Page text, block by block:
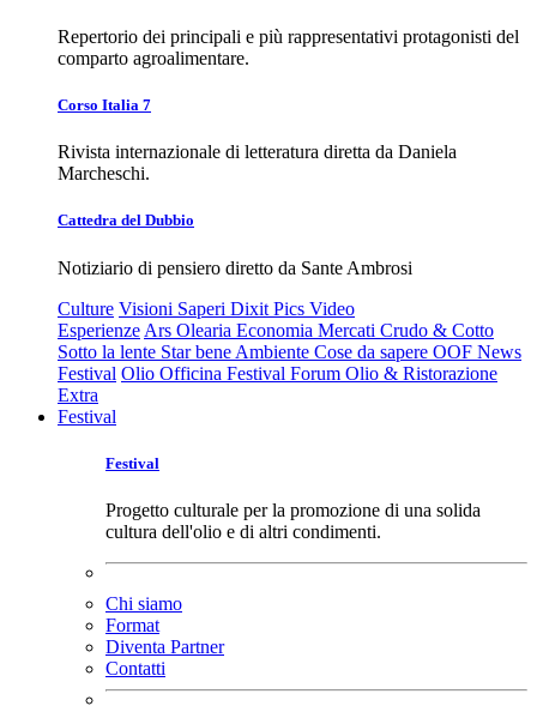
Repertorio dei principali e più rappresentativi protagonisti del
comparto agroalimentare.
Corso Italia 7
Rivista internazionale di letteratura diretta da Daniela
Marcheschi.
Cattedra del Dubbio
Notiziario di pensiero diretto da Sante Ambrosi
Culture Visioni Saperi Dixit Pics Video
Esperienze Ars Olearia Economia Mercati Crudo & Cotto
Sotto la lente Star bene Ambiente Cose da sapere OOF News
Festival Olio Officina Festival Forum Olio & Ristorazione
Extra
Festival
Festival
Progetto culturale per la promozione di una solida
cultura dell'olio e di altri condimenti.
Chi siamo
Format
Diventa Partner
Contatti